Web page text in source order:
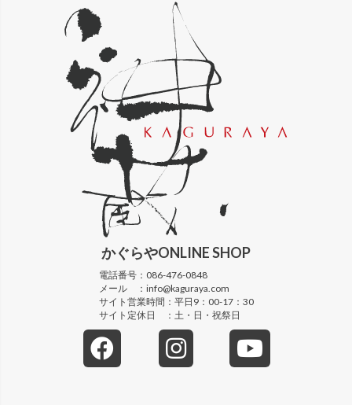
かぐらやONLINE SHOP
電話番号： 086-476-0848
メール ： info@kaguraya.com
サイト営業時間： 平日9：00-17：30
サイト定休日 ： 土・日・祝祭日